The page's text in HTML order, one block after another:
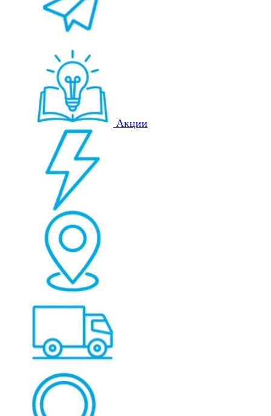
Акции